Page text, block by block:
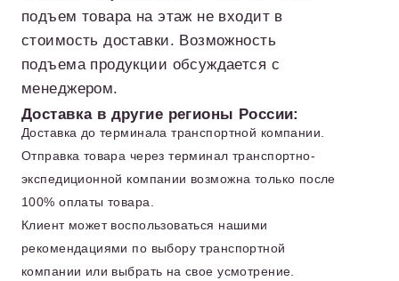
подъем товара на этаж не входит в
стоимость доставки. Возможность
подъема продукции обсуждается с
менеджером.
Доставка в другие регионы России:
Доставка до терминала транспортной компании.
Отправка товара через терминал транспортно-
экспедиционной компании возможна только после
100% оплаты товара.
Клиент может воспользоваться нашими
рекомендациями по выбору транспортной
компании или выбрать на свое усмотрение.